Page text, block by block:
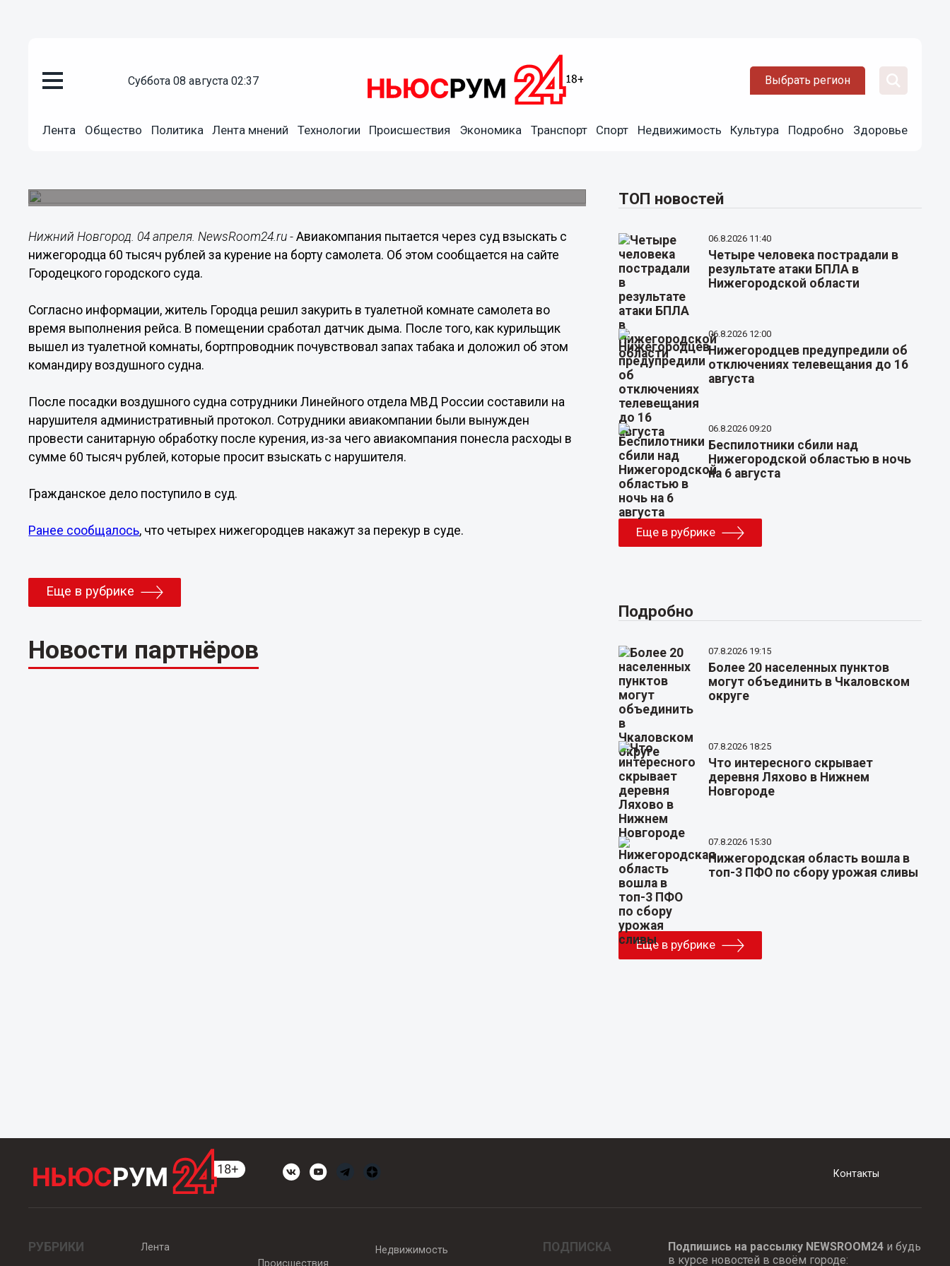
суббота 08 августа 02:37 Выбрать регион
Лента Общество Политика Лента мнений Технологии Происшествия Экономика Транспорт Спорт Недвижимость Культура Подробно Здоровье
04.04.201914:26
Нижний Новгород. 04 апреля. NewsRoom24.ru -Авиакомпания пытается через суд взыскать с
нижегородца 60 тысяч рублей за курение на борту самолета. Об этом сообщается на сайте
Городецкого городского суда.
Согласно информации, житель Городца решил закурить в туалетной комнате самолета во
время выполнения рейса. В помещении сработал датчик дыма. После того, как курильщик
вышел из туалетной комнаты, бортпроводник почувствовал запах табака и доложил об этом
командиру воздушного судна.
После посадки воздушного судна сотрудники Линейного отдела МВД России составили на
нарушителя административный протокол. Сотрудники авиакомпании были вынужден
провести санитарную обработку после курения, из-за чего авиакомпания понесла расходы в
сумме 60 тысяч рублей, которые просит взыскать с нарушителя.
Гражданское дело поступило в суд.
Ранее сообщалось, что четырех нижегородцев накажут за перекур в суде.
Еще в рубрике
Новости партнёров
ТОП новостей
06.8.2026 11:40
Четыре человека пострадали в
результате атаки БПЛА в
Нижегородской области
06.8.2026 12:00
Нижегородцев предупредили об
отключениях телевещания до 16
августа
06.8.2026 09:20
Беспилотники сбили над
Нижегородской областью в ночь
на 6 августа
Еще в рубрике
Подробно
07.8.2026 19:15
Более 20 населенных пунктов
могут объединить в Чкаловском
округе
07.8.2026 18:25
Что интересного скрывает
деревня Ляхово в Нижнем
Новгороде
07.8.2026 15:30
Нижегородская область вошла в
топ-3 ПФО по сбору урожая сливы
Еще в рубрике
Контакты
РУБРИКИ
Лента
Происшествия
Недвижимость ПОДПИСКА Подпишись на рассылку NEWSROOM24и будь
в курсе новостей в своём городе: